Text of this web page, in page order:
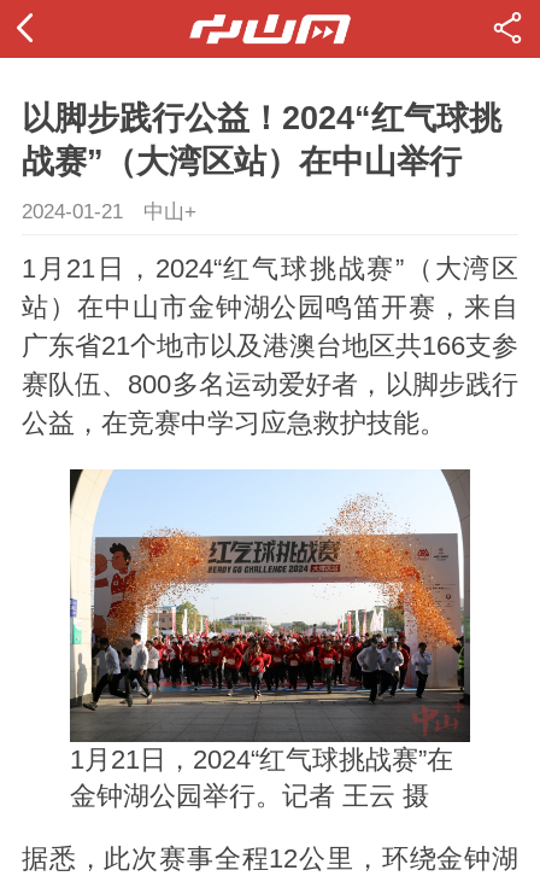
以脚步践行公益！2024“红气球挑
战赛”（大湾区站）在中山举行
2024-01-21 中山+
1月21日，2024“红气球挑战赛”（大湾区
站）在中山市金钟湖公园鸣笛开赛，来自
广东省21个地市以及港澳台地区共166支参
赛队伍、800多名运动爱好者，以脚步践行
公益，在竞赛中学习应急救护技能。
1月21日，2024“红气球挑战赛”在
金钟湖公园举行。记者 王云 摄
据悉，此次赛事全程12公里，环绕金钟湖